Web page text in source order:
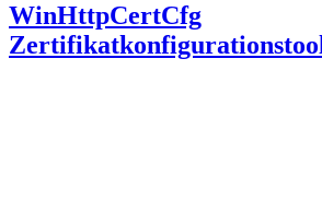
WinHttpCertCfg
Zertifikatkonfigurationstool